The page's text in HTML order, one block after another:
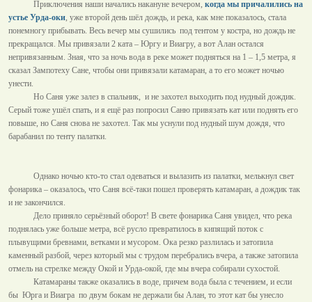
Приключения наши начались накануне вечером, когда мы причалились на
устье Урда-оки, уже второй день шёл дождь, и река, как мне показалось, стала
понемногу прибывать. Весь вечер мы сушились под тентом у костра, но дождь не
прекращался. Мы привязали 2 ката – Юргу и Виагру, а вот Алан остался
непривязанным. Зная, что за ночь вода в реке может подняться на 1 – 1,5 метра, я
сказал Зампотеху Сане, чтобы они привязали катамаран, а то его может ночью
унести.
Но Саня уже залез в спальник, и не захотел выходить под нудный дождик.
Серый тоже ушёл спать, и я ещё раз попросил Саню привязать кат или поднять его
повыше, но Саня снова не захотел. Так мы уснули под нудный шум дождя, что
барабанил по тенту палатки.
Однако ночью кто-то стал одеваться и вылазить из палатки, мелькнул свет
фонарика – оказалось, что Саня всё-таки пошел проверять катамаран, а дождик так
и не закончился.
Дело приняло серьёзный оборот! В свете фонарика Саня увидел, что река
поднялась уже больше метра, всё русло превратилось в кипящий поток с
плывущими бревнами, ветками и мусором. Ока резко разлилась и затопила
каменный разбой, через который мы с трудом перебрались вчера, а также затопила
отмель на стрелке между Окой и Урда-окой, где мы вчера собирали сухостой.
Катамараны также оказались в воде, причем вода была с течением, и если
бы Юрга и Виагра по двум бокам не держали бы Алан, то этот кат бы унесло